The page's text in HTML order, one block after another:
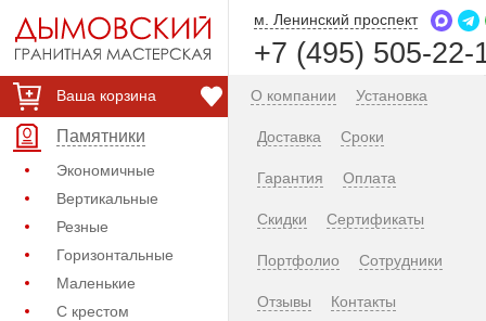
Ваша корзина
Памятники
Экономичные
Вертикальные
Резные
Горизонтальные
Маленькие
С крестом
м. Ленинский проспект
+7 (495) 505-22-
О компании Установка
Доставка Сроки
Гарантия Оплата
Скидки Сертификаты
Портфолио Сотрудники
Отзывы Контакты